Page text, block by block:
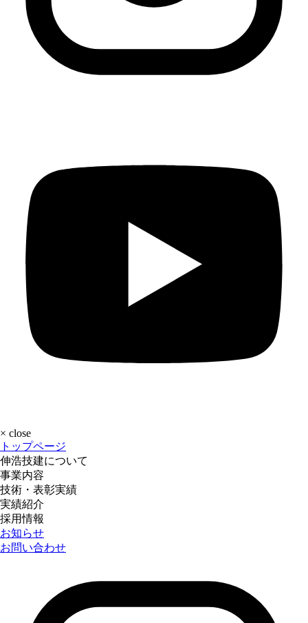
× close
トップページ
伸浩技建について
事業内容
技術・表彰実績
実績紹介
採用情報
お知らせ
お問い合わせ